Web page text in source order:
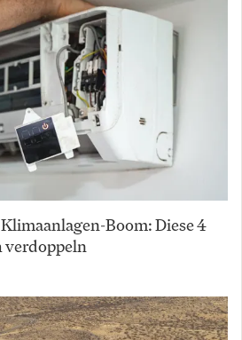
Boom: Diese 4
verdoppeln